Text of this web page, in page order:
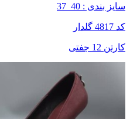
سایز بندی : 40_37
کد 4817 گلدار
کارتن 12 جفتی